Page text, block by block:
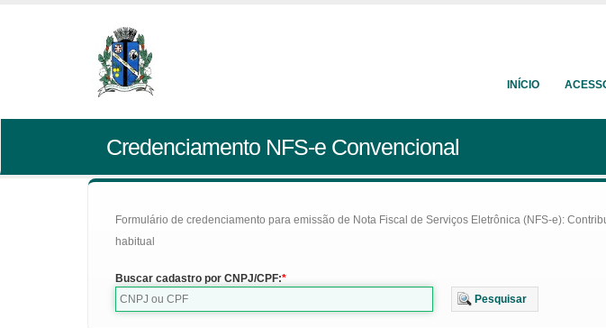
INÍCIO
Credenciamento NFS-e Convencional
Formulário de credenciamento para emissão de Nota Fiscal de Serviços Eletrônica (NFS-e):
habitual
Buscar cadastro por CNPJ/CPF:
Pesquisar